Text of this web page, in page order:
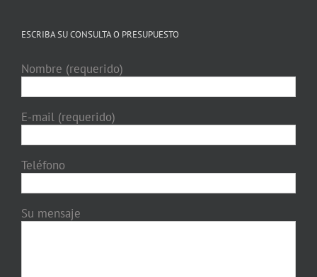
ESCRIBA SU CONSULTA O PRESUPUESTO
Nombre (requerido)
E-mail (requerido)
Teléfono
Su mensaje